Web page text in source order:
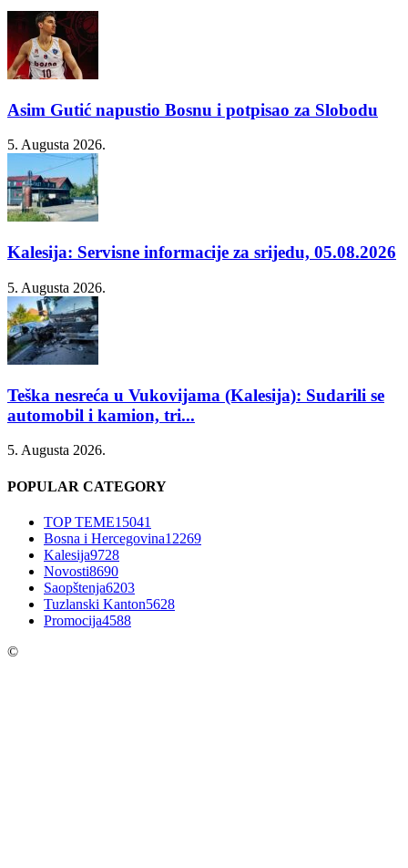
Asim Gutić napustio Bosnu i potpisao za Slobodu
5. Augusta 2026.
Kalesija: Servisne informacije za srijedu, 05.08.2026
5. Augusta 2026.
Teška nesreća u Vukovijama (Kalesija): Sudarili se
automobil i kamion, tri...
5. Augusta 2026.
POPULAR CATEGORY
TOP TEME15041
Bosna i Hercegovina12269
Kalesija9728
Novosti8690
Saopštenja6203
Tuzlanski Kanton5628
Promocija4588
©